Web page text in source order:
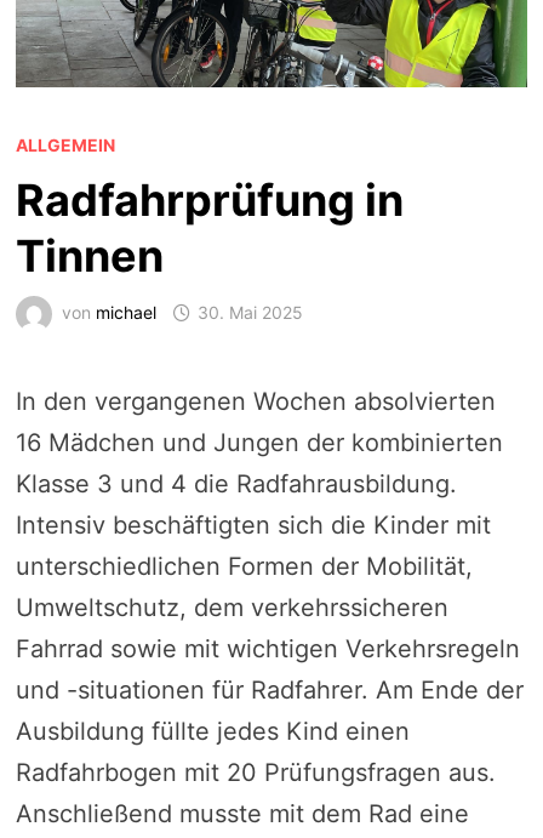
ALLGEMEIN
Radfahrprüfung in
Tinnen
von michael 30. Mai 2025
In den vergangenen Wochen absolvierten
16 Mädchen und Jungen der kombinierten
Klasse 3 und 4 die Radfahrausbildung.
Intensiv beschäftigten sich die Kinder mit
unterschiedlichen Formen der Mobilität,
Umweltschutz, dem verkehrssicheren
Fahrrad sowie mit wichtigen Verkehrsregeln
und -situationen für Radfahrer. Am Ende der
Ausbildung füllte jedes Kind einen
Radfahrbogen mit 20 Prüfungsfragen aus.
Anschließend musste mit dem Rad eine